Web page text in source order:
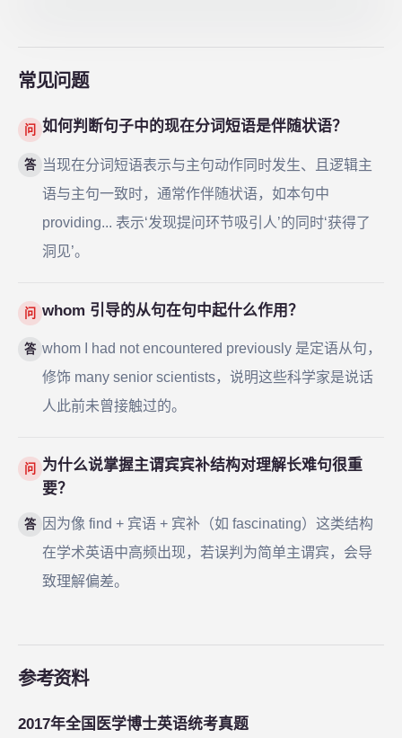
常见问题
问 如何判断句子中的现在分词短语是伴随状语？
答 当现在分词短语表示与主句动作同时发生、且逻辑主
语与主句一致时，通常作伴随状语，如本句中
providing... 表示‘发现提问环节吸引人’的同时‘获得了
洞见’。
问 whom 引导的从句在句中起什么作用？
答 whom I had not encountered previously 是定语从句，
修饰 many senior scientists，说明这些科学家是说话
人此前未曾接触过的。
问
为什么说掌握主谓宾宾补结构对理解长难句很重
要？
答
因为像 find + 宾语 + 宾补（如 fascinating）这类结构
在学术英语中高频出现，若误判为简单主谓宾，会导
致理解偏差。
参考资料
2017年全国医学博士英语统考真题